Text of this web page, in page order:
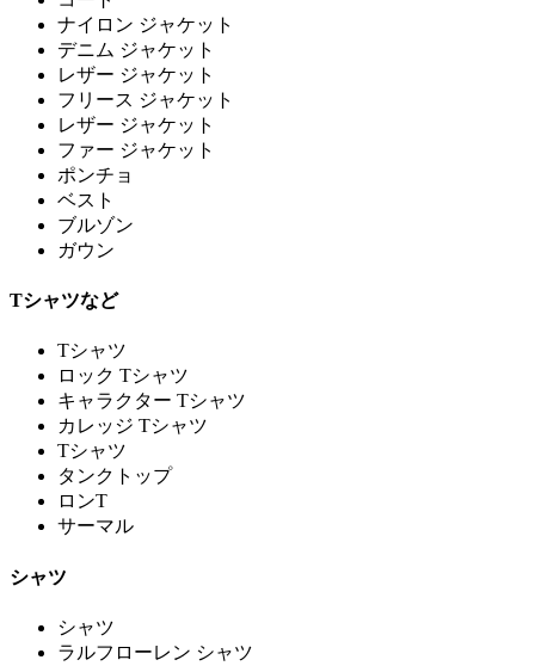
ナイロン ジャケット
デニム ジャケット
レザー ジャケット
フリース ジャケット
レザー ジャケット
ファー ジャケット
ポンチョ
ベスト
ブルゾン
ガウン
Tシャツなど
Tシャツ
ロック Tシャツ
キャラクター Tシャツ
カレッジ Tシャツ
Tシャツ
タンクトップ
ロンT
サーマル
シャツ
シャツ
ラルフローレン シャツ